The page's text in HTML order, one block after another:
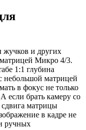
жучков и других
Микро 4/3.
1:1 глубина
небольшой матрицей
в фокус не только
если брать камеру со
сдвига матрицы
в кадре не
ручных